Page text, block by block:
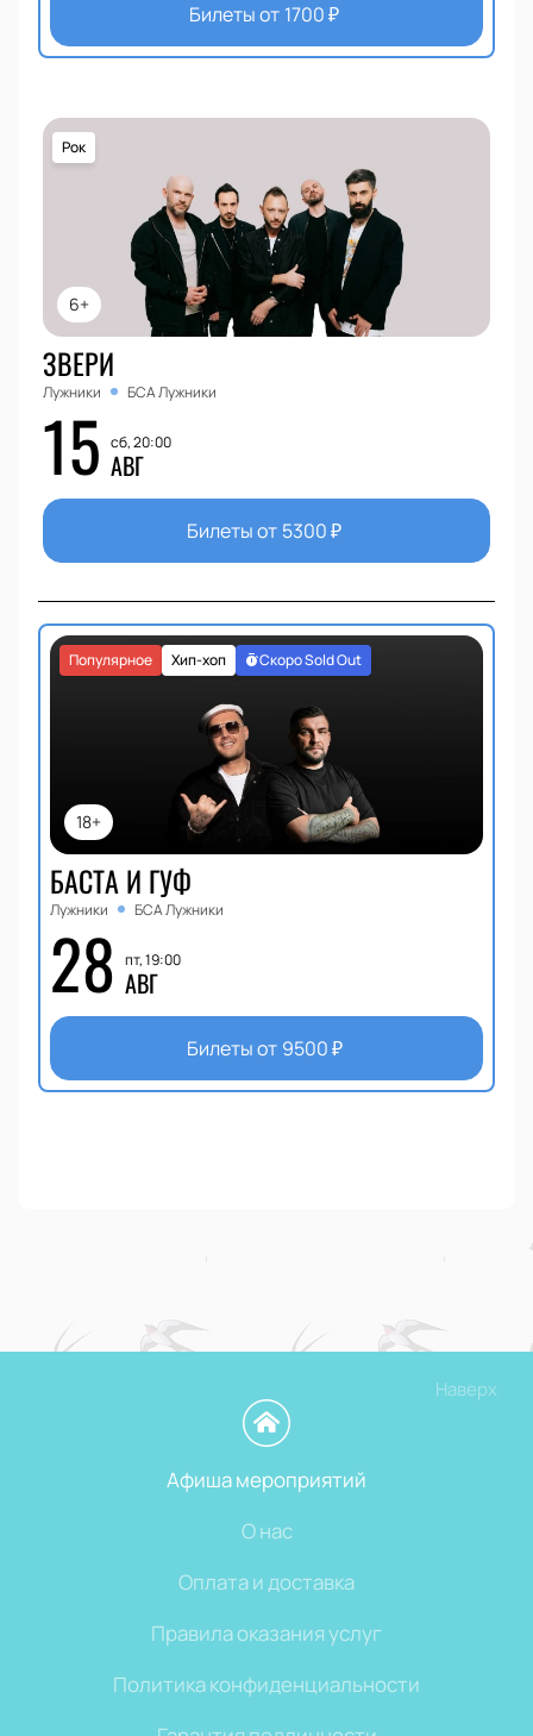
Билеты от 1700₽
6+
Рок
ЗВЕРИ
Лужники БСА Лужники
15 сб, 20:00
АВГ
Билеты от 5300₽
18+
Хип-хоп
Популярное Скоро Sold Out
БАСТА И ГУФ
Лужники БСА Лужники
28 пт, 19:00
АВГ
Билеты от 9500₽
Наверх
Афиша мероприятий
О нас
Оплата и доставка
Правила оказания услуг
Политика конфиденциальности